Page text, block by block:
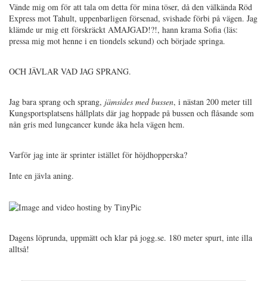
Vände mig om för att tala om detta för mina töser, då den välkända Röd
Express mot Tahult, uppenbarligen försenad, svishade förbi på vägen. Jag
klämde ur mig ett förskräckt AMAJGAD!?!, hann krama Sofia (läs:
pressa mig mot henne i en tiondels sekund) och började springa.
OCH JÄVLAR VAD JAG SPRANG.
Jag bara sprang och sprang, jämsides med bussen, i nästan 200 meter till
Kungsportsplatsens hållplats där jag hoppade på bussen och flåsande som
nån gris med lungcancer kunde åka hela vägen hem.
Varför jag inte är sprinter istället för höjdhopperska?
Inte en jävla aning.
Dagens löprunda, uppmätt och klar på jogg.se. 180 meter spurt, inte illa
alltså!